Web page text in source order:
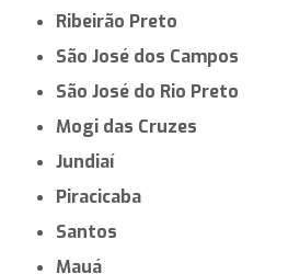
Ribeirão Preto
São José dos Campos
São José do Rio Preto
Mogi das Cruzes
Jundiaí
Piracicaba
Santos
Mauá